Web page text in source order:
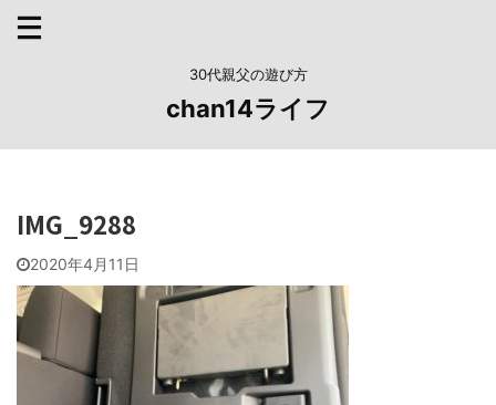
30代親父の遊び方
chan14ライフ
IMG_9288
2020年4月11日